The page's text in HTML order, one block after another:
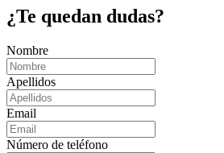
¿Te quedan dudas?
Nombre
Apellidos
Email
Número de teléfono